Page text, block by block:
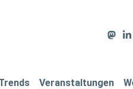
Veranstaltungen